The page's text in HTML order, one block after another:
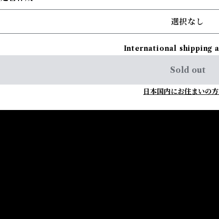
選択なし
International shipping
Sold out
日本国内にお住まいの